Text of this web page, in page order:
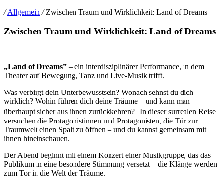
/ Allgemein / Zwischen Traum und Wirklichkeit: Land of Dreams
Zwischen Traum und Wirklichkeit: Land of Dreams
„Land of Dreams” – ein interdisziplinärer Performance, in dem
Theater auf Bewegung, Tanz und Live-Musik trifft.
Was verbirgt dein Unterbewusstsein? Wonach sehnst du dich
wirklich? Wohin führen dich deine Träume – und kann man
überhaupt sicher aus ihnen zurückkehren? In dieser surrealen Reise
versuchen die Protagonistinnen und Protagonisten, die Tür zur
Traumwelt einen Spalt zu öffnen – und du kannst gemeinsam mit
ihnen hineinschauen.
Der Abend beginnt mit einem Konzert einer Musikgruppe, das das
Publikum in eine besondere Stimmung versetzt – die Klänge werden
zum Tor in die Welt der Träume.